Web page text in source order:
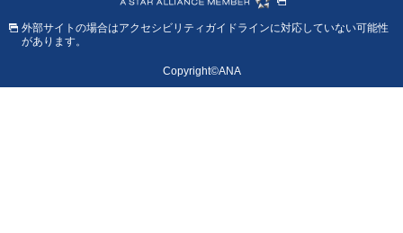
外部サイトの場合はアクセシビリティガイドラインに対応していない可能性
があります。
Copyright©ANA